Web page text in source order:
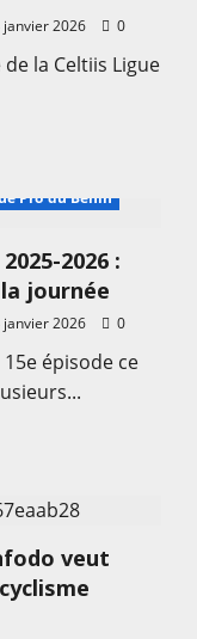
janvier 2026 0
la Celtiis Ligue
Pro du Bénin
2026 :
journée
janvier 2026 0
épisode ce
veut